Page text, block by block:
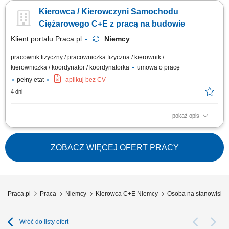
naczepami lub przyczepami w wybranym trybie pracy: rotacyjnym 2:1
bądź w pełnym wymiarze godzin. Prowadzenie zestawów drogowych typu
Kierowca / Kierowczyni Samochodu
Ciężarowego C+E z pracą na budowie
Klient portalu Praca.pl Niemcy
pracownik fizyczny / pracowniczka fizyczna / kierownik /
kierowniczka / koordynator / koordynatorka
umowa o pracę
pełny etat
aplikuj bez CV
4 dni
pokaż opis
Bezpieczny transport materiałów budowlanych, ciężkich maszyn oraz
urządzeń technicznych pomiędzy wyznaczonymi lokalizacjami na terenie
Niemiec. Obsługa powierzonego zestawu ciężarowego oraz dbanie o
prawidłowe zabezpieczenie ładunku przed drogą. Aktywny udział w
pracach logistycznych i...
ZOBACZ WIĘCEJ OFERT PRACY
Praca.pl Praca Niemcy Kierowca C+E Niemcy Osoba na
Wróć do listy ofert